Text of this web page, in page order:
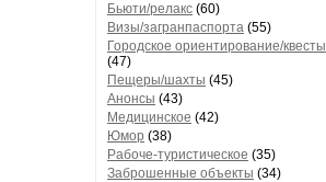
Бьюти/релакс (60)
Визы/загранпаспорта (55)
Городское ориентирование/квесты
(47)
Пещеры/шахты (45)
Анонсы (43)
Медицинское (42)
Юмор (38)
Рабоче-туристическое (35)
Заброшенные объекты (34)